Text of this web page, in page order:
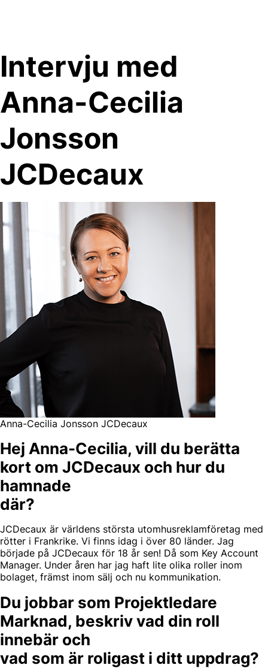
Intervju med
Anna-Cecilia
Jonsson
JCDecaux
Anna-Cecilia Jonsson JCDecaux
Hej Anna-Cecilia, vill du berätta
kort om JCDecaux och hur du
hamnade
där?
JCDecaux är världens största utomhusreklamföretag med
rötter i Frankrike. Vi finns idag i över 80 länder. Jag
började på JCDecaux för 18 år sen! Då som Key Account
Manager. Under åren har jag haft lite olika roller inom
bolaget, främst inom sälj och nu kommunikation.
Du jobbar som Projektledare
Marknad, beskriv vad din roll
innebär och
vad som är roligast i ditt uppdrag?